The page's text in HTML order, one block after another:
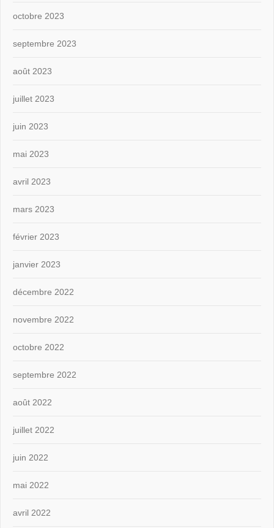
octobre 2023
septembre 2023
août 2023
juillet 2023
juin 2023
mai 2023
avril 2023
mars 2023
février 2023
janvier 2023
décembre 2022
novembre 2022
octobre 2022
septembre 2022
août 2022
juillet 2022
juin 2022
mai 2022
avril 2022